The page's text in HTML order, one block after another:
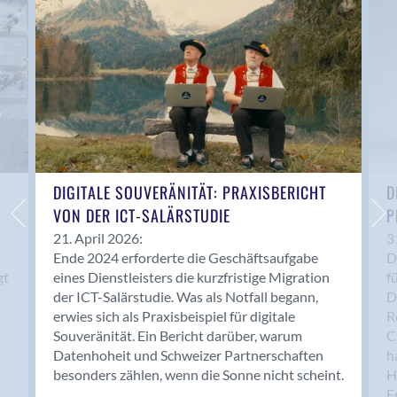
Anwil
Appenzell
Au SG
Baar
Baden
Balsthal
Balzers
Basel
Bassersdorf
Belp
Bendern
Benken (SG)
Bergdietikon
Berlin
Bern
Bern - Liebefeld
DIGITALE SOUVERÄNITÄT: PRAXISBERICHT
VON DER ICT-SALÄRSTUDIE
21. April 2026:
Ende 2024 erforderte die Geschäftsaufgabe
eines Dienstleisters die kurzfristige Migration
der ICT-Salärstudie. Was als Notfall begann,
erwies sich als Praxisbeispiel für digitale
Souveränität. Ein Bericht darüber, warum
Datenhoheit und Schweizer Partnerschaften
besonders zählen, wenn die Sonne nicht scheint.